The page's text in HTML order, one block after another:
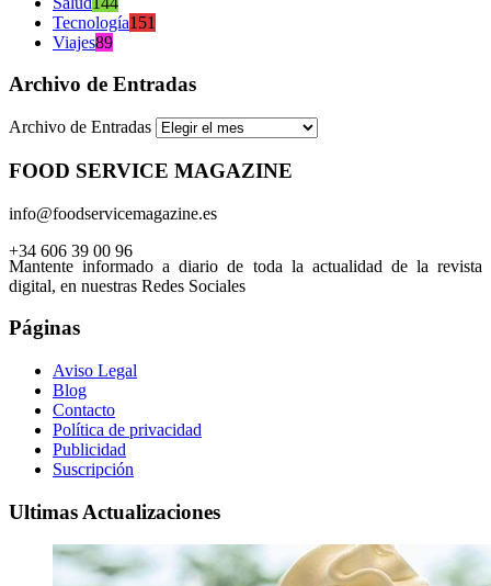
Tecnología151
Viajes89
Archivo de Entradas
Archivo de Entradas
FOOD SERVICE MAGAZINE
info@foodservicemagazine.es
+34 606 39 00 96
Mantente informado a diario de toda la actualidad de la revista
digital, en nuestras Redes Sociales
Páginas
Aviso Legal
Blog
Contacto
Política de privacidad
Publicidad
Suscripción
Ultimas Actualizaciones